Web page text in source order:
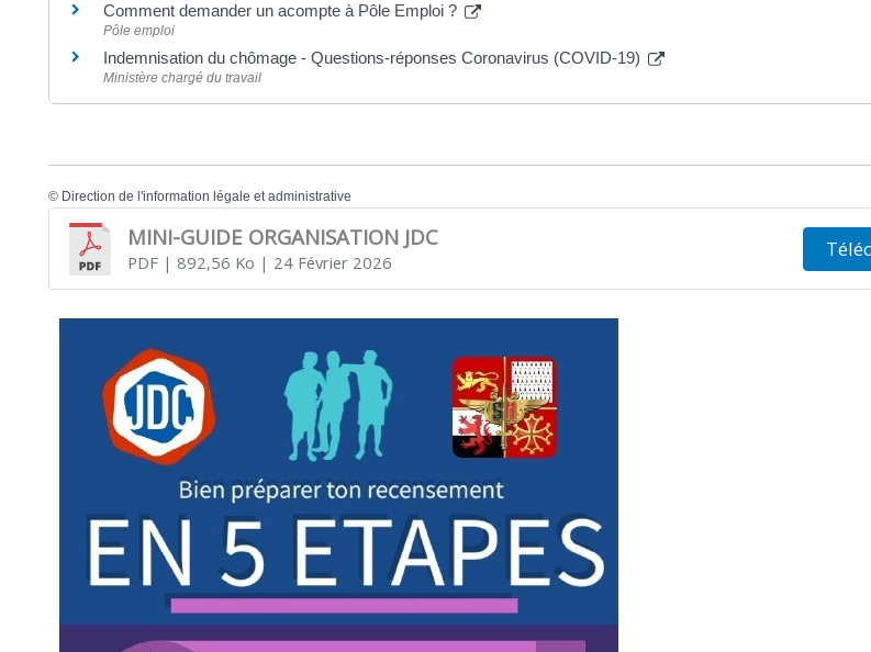
Comment demander un acompte à Pôle Emploi ?
Pôle emploi
Indemnisation du chômage - Questions-réponses Coronavirus (COVID-19)
Ministère chargé du travail
© Direction de l'information légale et administrative
MINI-GUIDE ORGANISATION JDC
PDF| 892,56 Ko | 24 Février 2026